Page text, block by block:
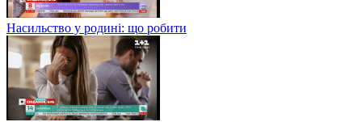
Насильство у родині: що робити